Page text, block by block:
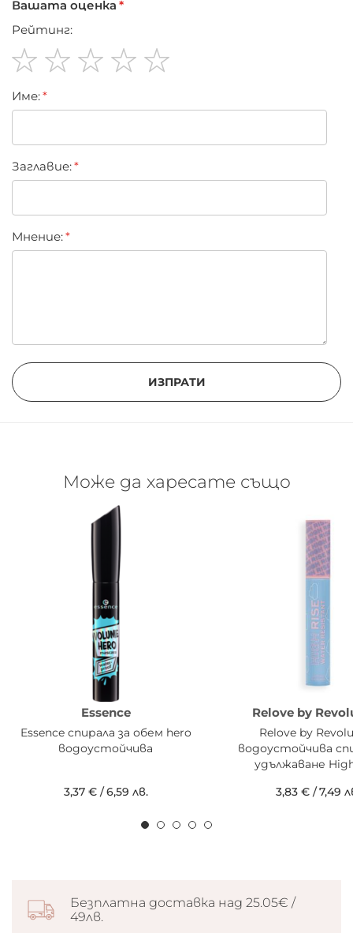
Вашата оценка
Рейтинг:
star
stars
stars
stars
stars
Име:
Заглавиe:
Мнение:
ИЗПРАТИ
Може да харесате също
Essence
Essence спирала за обем hero
водоустойчива
3,37 €/6,59 лв.
Relove by
Relove by
водоустойчива
удължаване
3,83 €/7,49
Безплатна доставка над 25.05€ /
49лв.